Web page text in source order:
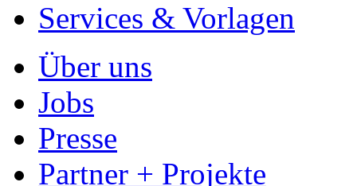
Services & Vorlagen
Über uns
Jobs
Presse
Partner + Projekte